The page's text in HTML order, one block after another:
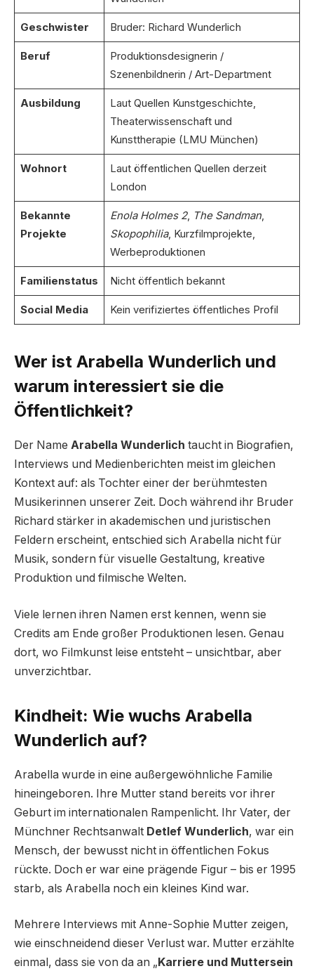
Geschwister Bruder: Richard Wunderlich
Beruf
Produktionsdesignerin /
Szenenbildnerin / Art-Department
Ausbildung
Laut Quellen Kunstgeschichte,
Theaterwissenschaft und
Kunsttherapie (LMU München)
Wohnort
Laut öffentlichen Quellen derzeit
London
Bekannte
Projekte
Enola Holmes 2, The Sandman,
Skopophilia, Kurzfilmprojekte,
Werbeproduktionen
Familienstatus Nicht öffentlich bekannt
Social Media Kein verifiziertes öffentliches Profil
Wer ist Arabella Wunderlich und
warum interessiert sie die
Öffentlichkeit?
Der Name Arabella Wunderlich taucht in Biografien,
Interviews und Medienberichten meist im gleichen
Kontext auf: als Tochter einer der berühmtesten
Musikerinnen unserer Zeit. Doch während ihr Bruder
Richard stärker in akademischen und juristischen
Feldern erscheint, entschied sich Arabella nicht für
Musik, sondern für visuelle Gestaltung, kreative
Produktion und filmische Welten.
Viele lernen ihren Namen erst kennen, wenn sie
Credits am Ende großer Produktionen lesen. Genau
dort, wo Filmkunst leise entsteht – unsichtbar, aber
unverzichtbar.
Kindheit: Wie wuchs Arabella
Wunderlich auf?
Arabella wurde in eine außergewöhnliche Familie
hineingeboren. Ihre Mutter stand bereits vor ihrer
Geburt im internationalen Rampenlicht. Ihr Vater, der
Münchner Rechtsanwalt Detlef Wunderlich, war ein
Mensch, der bewusst nicht in öffentlichen Fokus
rückte. Doch er war eine prägende Figur – bis er 1995
starb, als Arabella noch ein kleines Kind war.
Mehrere Interviews mit Anne-Sophie Mutter zeigen,
wie einschneidend dieser Verlust war. Mutter erzählte
einmal, dass sie von da an „ Karriere und Muttersein